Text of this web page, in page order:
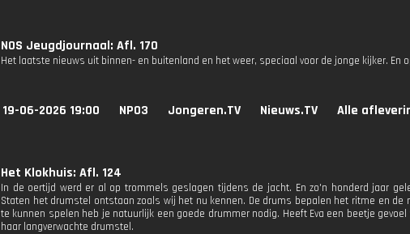
NOS Jeugdjournaal: Afl. 170
Het laatste nieuws uit binnen- en buitenland en het weer, speciaal voor de jonge kijker. En
19-06-2026 19:00 NPO3 Jongeren.TV Nieuws.TV Alle
Het Klokhuis: Afl. 124
In de oertijd werd er al op trommels geslagen tijdens de jacht. En zo'n honderd jaar
Staten het drumstel ontstaan zoals wij het nu kennen. De drums bepalen het ritme en de
te kunnen spelen heb je natuurlijk een goede drummer nodig. Heeft Eva een beetje
haar langverwachte drumstel.